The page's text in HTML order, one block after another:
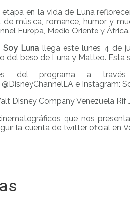
etapa en la vida de Luna
música, romance, humor y
Europa, Medio Oriente y África.
Soy Luna llega este lunes 4 de
beso de Luna y Matteo. Esta
del programa a través
e Instagram:
Disney Company Venezuela Rif
que nos
la cuenta de twitter oficial en